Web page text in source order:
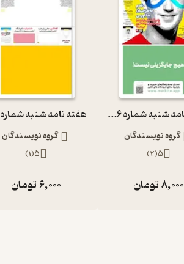
هفته نامه شنبه شماره 226
گروه نویسندگان
5
(
2
)
8,000تومان
هفته نامه شنبه شماره 152
گروه نویسندگان
5
(
1
)
6,000تومان